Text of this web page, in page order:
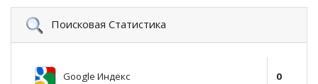
Поисковая Статистика
Google Индекс 0